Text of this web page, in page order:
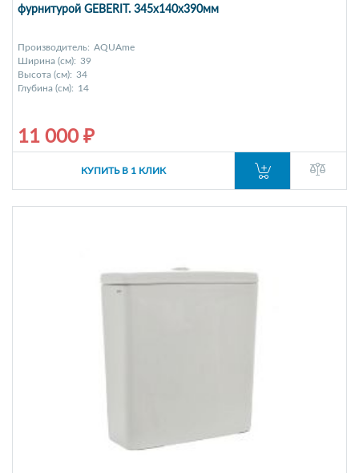
фурнитурой GEBERIT. 345x140x390мм
Производитель: AQUAme
Ширина (см): 39
Высота (см): 34
Глубина (см): 14
11 000 ₽
КУПИТЬ В 1 КЛИК